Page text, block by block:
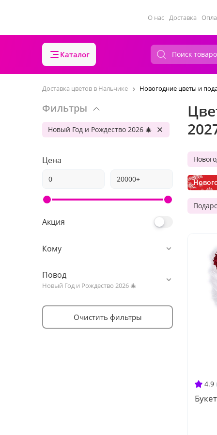
О нас Доставка
Каталог
Доставка цветов в Нальчике Новогодние цветы и
Фильтры
Новый Год и Рождество 2026 🎄
Цена
Акция
Кому
Повод
Новый Год и Рождество 2026 🎄
Очистить фильтры
4.9